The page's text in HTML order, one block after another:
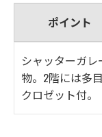
ポイント
シャッターガ
物。2階には多
クロゼット付。